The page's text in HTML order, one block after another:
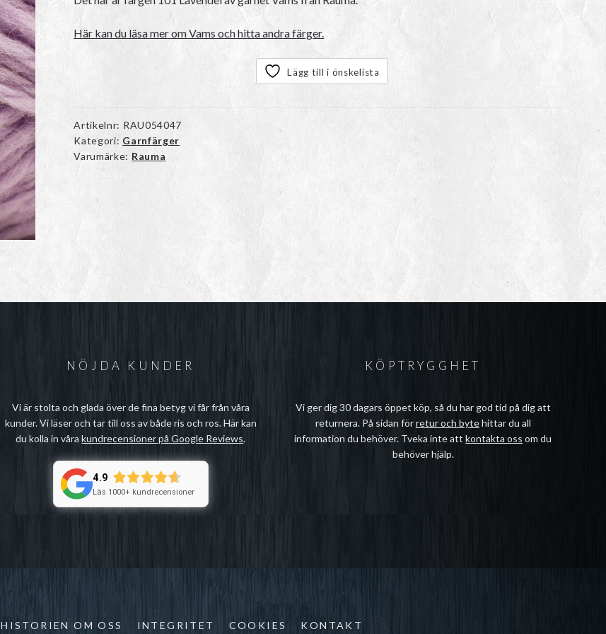
Här kan du läsa mer om Vams och hitta andra färger.
Lägg till i önskelista
Artikelnr: RAU054047
Kategori: Garnfärger
Varumärke: Rauma
NÖJDA KUNDER
Vi är stolta och glada över de fina betyg vi får från våra
kunder. Vi läser och tar till oss av både ris och ros. Här kan
du kolla in vårakundrecensioner på Google Reviews.
4.9
Läs 1000+ kundrecensioner
KÖPTRYGGHET
Vi ger dig 30 dagars öppet köp, så du har god tid på dig att
returnera. På sidan förretur och bytehittar du all
information du behöver. Tveka inte attkontakta oss om du
behöver hjälp.
HISTORIEN OM OSS INTEGRITET COOKIES KONTAKT